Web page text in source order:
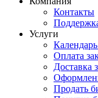
Контакты
Услуги
Оплата
Доставка
Продать